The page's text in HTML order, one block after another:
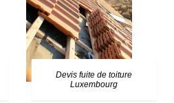
Devis fuite de toiture
Luxembourg